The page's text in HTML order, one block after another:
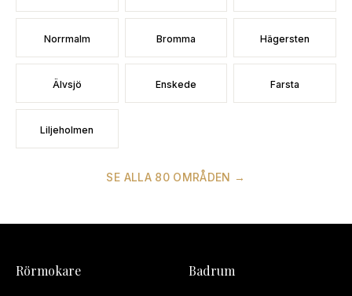
Norrmalm Bromma Hägersten
Älvsjö Enskede Farsta
Liljeholmen
SE ALLA 80 OMRÅDEN →
Rörmokare Badrum